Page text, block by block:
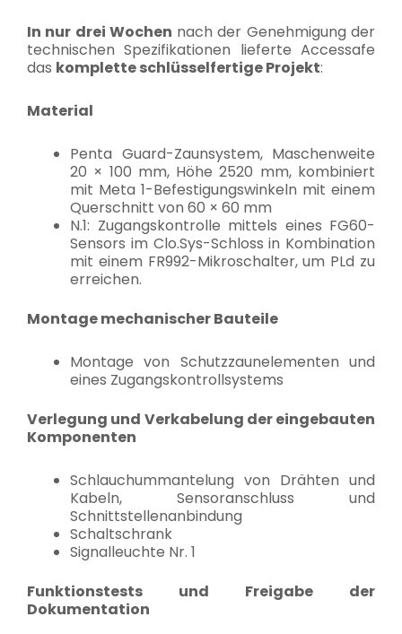
In nur drei Wochen nach der Genehmigung der
technischen Spezifikationen lieferte Accessafe
das komplette schlüsselfertige Projekt:
Material
Penta Guard-Zaunsystem, Maschenweite
20 × 100 mm, Höhe 2520 mm, kombiniert
mit Meta 1-Befestigungswinkeln mit einem
Querschnitt von 60 × 60 mm
N.1: Zugangskontrolle mittels eines FG60-
Sensors im Clo.Sys-Schloss in Kombination
mit einem FR992-Mikroschalter, um PLd zu
erreichen.
Montage mechanischer Bauteile
Montage von Schutzzaunelementen und
eines Zugangskontrollsystems
Verlegung und Verkabelung der eingebauten
Komponenten
Schlauchummantelung von Drähten und
Kabeln, Sensoranschluss und
Schnittstellenanbindung
Schaltschrank
Signalleuchte Nr. 1
Funktionstests und Freigabe der
Dokumentation